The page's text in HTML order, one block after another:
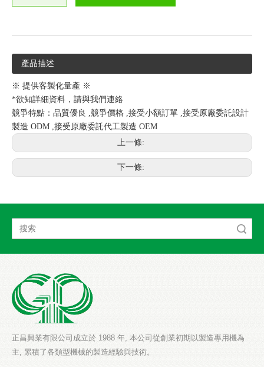
產品描述
※ 提供客製化量產 ※
*欲知詳細資料，請與我們連絡
競爭特點：品質優良 ,競爭價格 ,接受小額訂單 ,接受原廠委託設計
製造 ODM ,接受原廠委託代工製造 OEM
上一條:
下一條:
正昌興業有限公司成立於 1988 年, 本公司從創業初期以製造專用機為
主, 累積了各類型機械的製造經驗與技術。